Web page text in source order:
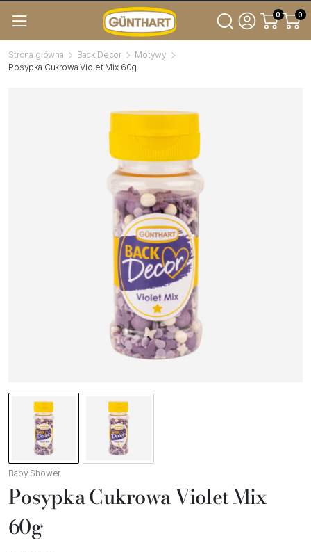
0 0
Strona główna Back Decor
Motywy
Posypka Cukrowa Violet Mix 60g
Baby Shower
Posypka Cukrowa Violet Mix
60g